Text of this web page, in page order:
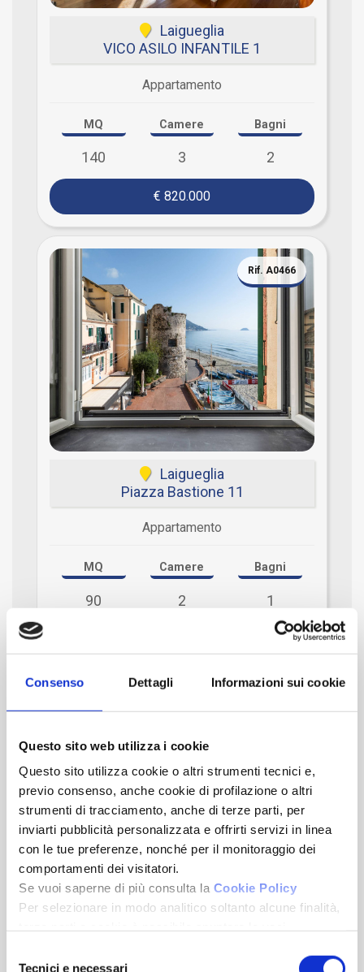
Consenso Dettagli Informazioni sui cookie
Questo sito web utilizza i cookie
Questo sito utilizza cookie o altri strumenti tecnici e,
previo consenso, anche cookie di profilazione o altri
strumenti di tracciamento, anche di terze parti, per
inviarti pubblicità personalizzata e offrirti servizi in linea
con le tue preferenze, nonché per il monitoraggio dei
comportamenti dei visitatori.
Se vuoi saperne di più consulta la Cookie Policy
Per selezionare in modo analitico soltanto alcune finalità,
Chiudendo questo banner tramite l’apposito comando
Tecnici e necessari
Laigueglia
VICO ASILO INFANTILE 1
Appartamento
MQ
140
Camere
3
Bagni
2
€ 820.000
Rif. A0466
Laigueglia
Piazza Bastione 11
Appartamento
MQ
90
Camere
2
Bagni
1
Rif. A0454
Laigueglia